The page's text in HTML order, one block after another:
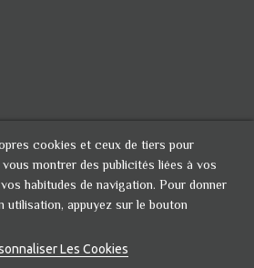
cookies et ceux de tiers pour
montrer des publicités liées à vos
habitudes de navigation. Pour donner
utilisation, appuyez sur le bouton
Les Cookies